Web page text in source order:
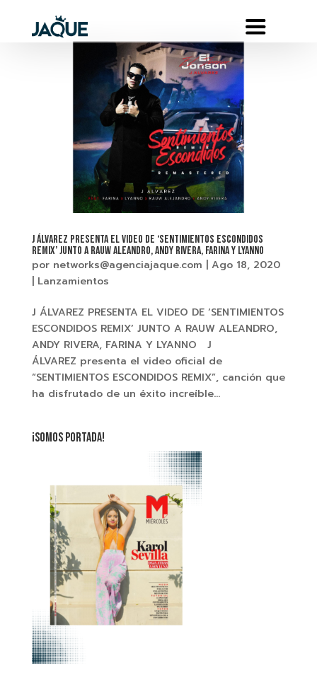
J ÁLVAREZ PRESENTA EL VIDEO DE ‘SENTIMIENTOS ESCONDIDOS
REMIX’ JUNTO A RAUW ALEANDRO, ANDY RIVERA, FARINA Y LYANNO
por networks@agenciajaque.com | Ago 18, 2020
| Lanzamientos
J ÁLVAREZ PRESENTA EL VIDEO DE ‘SENTIMIENTOS
ESCONDIDOS REMIX’ JUNTO A RAUW ALEANDRO,
ANDY RIVERA, FARINA Y LYANNO J
ÁLVAREZ presenta el video oficial de
“SENTIMIENTOS ESCONDIDOS REMIX”, canción que
ha disfrutado de un éxito increíble...
¡SOMOS PORTADA!